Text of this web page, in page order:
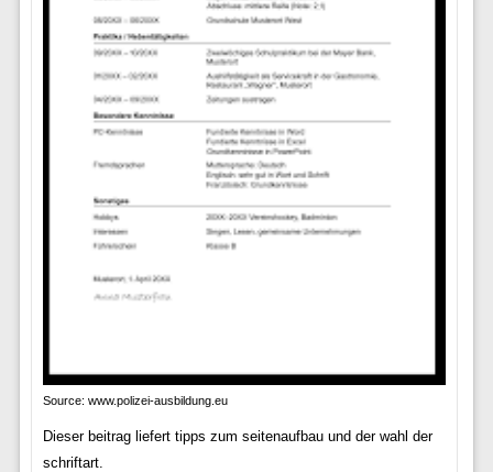
Source: www.polizei-ausbildung.eu
Dieser beitrag liefert tipps zum seitenaufbau und der wahl der
schriftart.